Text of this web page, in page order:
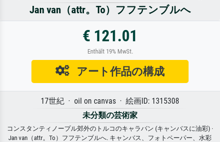
Jan van（attr。To）フフテンブルへ
€ 121.01
Enthält 19% MwSt.
アート作品の構成
17世紀 · oil on canvas · 絵画ID: 1315308
未分類の芸術家
コンスタンティノープル郊外のトルコのキャラバン (キャンバスに油彩) ·
Jan van（attr。To）フフテンブルへ. キャンバス、フォトペーパー、水彩